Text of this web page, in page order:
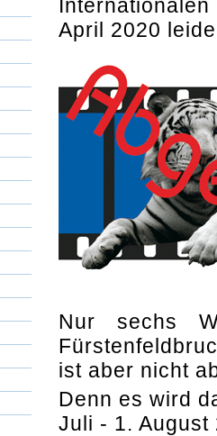
April 2020
Nur sechs
ist aber nicht
Denn es wird
Juli - 1. August